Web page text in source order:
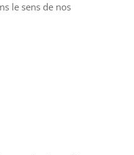
le sens de nos